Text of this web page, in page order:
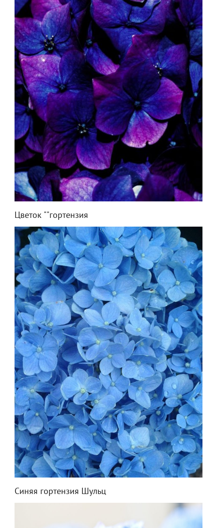
Цветок ""гортензия
Синяя гортензия Шульц